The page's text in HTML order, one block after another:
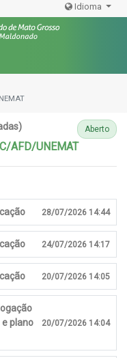
Idioma
Aberto
AFD/UNEMAT
28/07/2026 14:44
24/07/2026 14:17
20/07/2026 14:05
plano
20/07/2026 14:04